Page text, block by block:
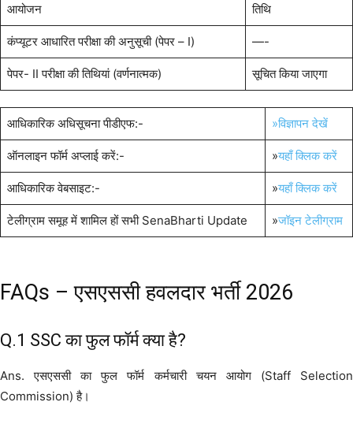
आयोजन तिथि
कंप्यूटर आधारित परीक्षा की अनुसूची (पेपर – I) —-
पेपर- II परीक्षा की तिथियां (वर्णनात्मक) सूचित किया जाएगा
आधिकारिक अधिसूचना पीडीएफ:- »विज्ञापन देखें
ऑनलाइन फॉर्म अप्लाई करें:- »यहाँ क्लिक करें
आधिकारिक वेबसाइट:- »यहाँ क्लिक करें
टेलीग्राम समूह में शामिल हों सभी SenaBharti Update »जॉइन टेलीग्राम
FAQs – एसएससी हवलदार भर्ती 2026
Q.1 SSC का फुल फॉर्म क्या है?
Ans. एसएससी का फुल फॉर्म कर्मचारी चयन आयोग (Staff Selection
Commission) है।